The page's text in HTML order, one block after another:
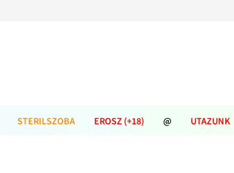
STERILSZOBA EROSZ (+18) @ UTAZUNK